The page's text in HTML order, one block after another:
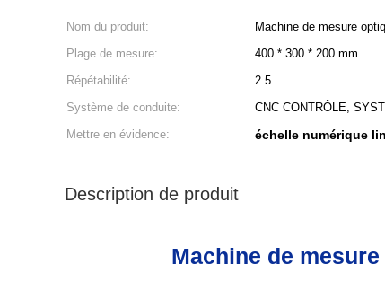
Nom du produit: Machine de mesure
Plage de mesure:
400 * 300 * 200 mm
Répétabilité:
2.5
Système de conduite:
CNC CONTRÔLE,
Mettre en évidence:
échelle numérique
Description de produit
Machine de